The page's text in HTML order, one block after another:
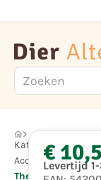
Kat
Accessoires
The Pet
€
Levertijd